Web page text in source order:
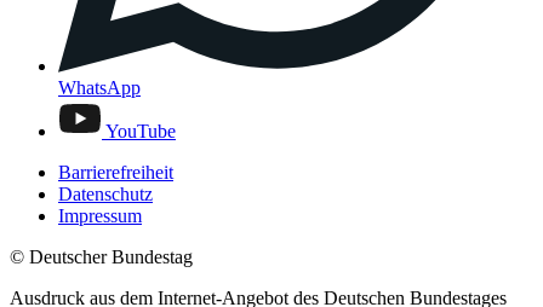
WhatsApp
YouTube
Barrierefreiheit
Datenschutz
Impressum
© Deutscher Bundestag
Ausdruck aus dem Internet-Angebot des Deutschen Bundestages